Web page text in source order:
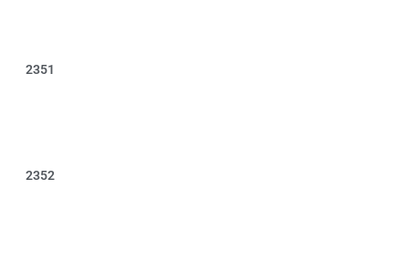
2351
2352